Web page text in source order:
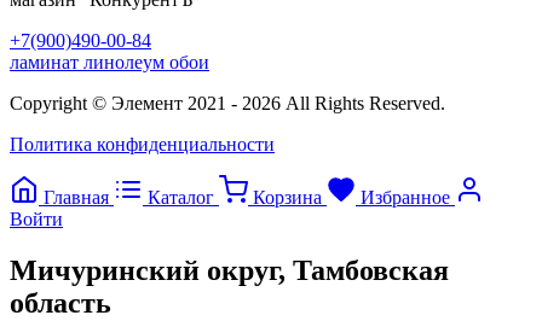
+7(900)490-00-84
ламинат линолеум обои
Copyright © Элемент 2021 - 2026 All Rights Reserved.
Политика конфиденциальности
Главная Каталог Корзина
Избранное
Войти
Мичуринский округ, Тамбовская
область